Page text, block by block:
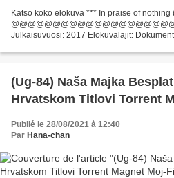
Katso koko elokuva *** In praise of nothing
Julkaisuvuosi: 2017 Elokuvalajit:
Ohjaaja Elokuva:...
(Ug-84) Naša Majka
Hrvatskom Titlovi Torrent
Publié le 28/08/2021 à 12:40
Par Hana-chan